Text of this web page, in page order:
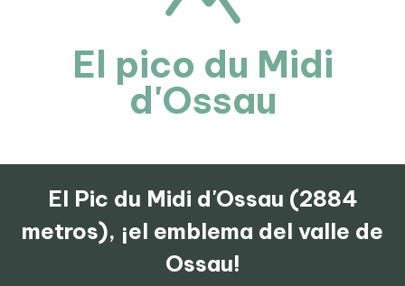
El pico du Midi
d'Ossau
El Pic du Midi d'Ossau (2884
metros), ¡el emblema del valle de
Ossau!